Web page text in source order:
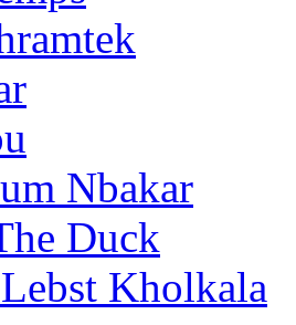
Nbakar
Duck
Kholkala